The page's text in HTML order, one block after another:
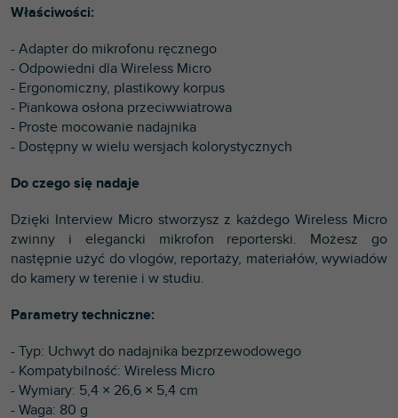
Właściwości:
- Adapter do mikrofonu ręcznego
- Odpowiedni dla Wireless Micro
- Ergonomiczny, plastikowy korpus
- Piankowa osłona przeciwwiatrowa
- Proste mocowanie nadajnika
- Dostępny w wielu wersjach kolorystycznych
Do czego się nadaje
Dzięki Interview Micro stworzysz z każdego Wireless Micro
zwinny i elegancki mikrofon reporterski. Możesz go
następnie użyć do vlogów, reportaży, materiałów, wywiadów
do kamery w terenie i w studiu.
Parametry techniczne:
- Typ: Uchwyt do nadajnika bezprzewodowego
- Kompatybilność: Wireless Micro
- Wymiary: 5,4 × 26,6 × 5,4 cm
- Waga: 80 g